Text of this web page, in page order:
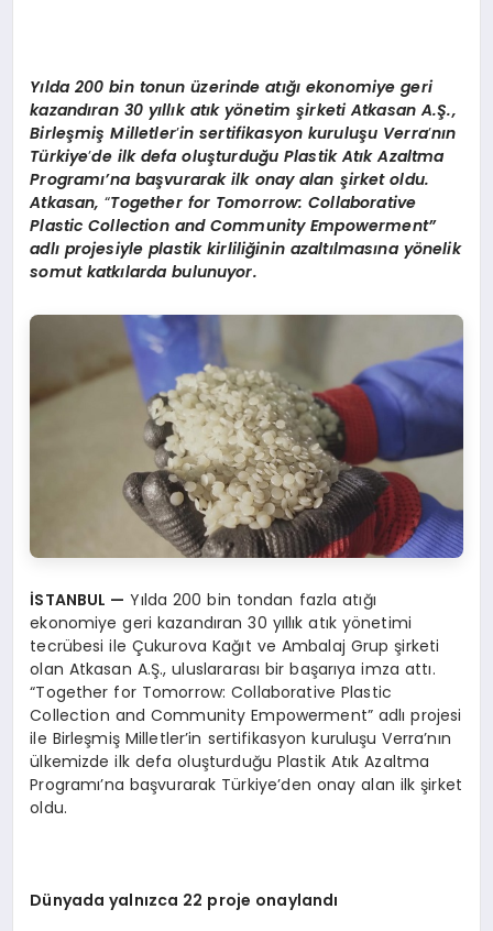
Yılda 200 bintonun üzerinde atığı ekonomiye geri
kazandıran 30 yıllık atık yönetim şirketi Atkasan A.Ş.,
Birleşmiş Milletler’in sertifikasyon kuruluşu Verra’nın
Türkiye’de ilk defa oluşturduğuPlastik Atık Azaltma
Programı’na başvurarak ilk onay alan şirket oldu.
Atkasan,“Together for Tomorrow: Collaborative
Plastic Collection and Community Empowerment”
adlı projesiyle plastik kirliliğinin azaltılmasına yönelik
somut katkılarda bulunuyor.
İSTANBUL — Yılda 200 bin tondan fazla atığı
ekonomiye geri kazandıran 30 yıllık atık yönetimi
tecrübesi ile Çukurova Kağıt ve Ambalaj Grup şirketi
olan Atkasan A.Ş., uluslararası bir başarıya imza attı.
“Together for Tomorrow: Collaborative Plastic
Collection and Community Empowerment” adlı projesi
ile Birleşmiş Milletler’in sertifikasyon kuruluşu Verra’nın
ülkemizde ilk defa oluşturduğu Plastik Atık Azaltma
Programı’na başvurarak Türkiye’den onay alan ilk şirket
oldu.
Dünyada yalnızca 22 proje onaylandı